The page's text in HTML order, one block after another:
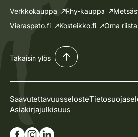
Verkkokauppa Rhy-kauppa
Vieraspeto.fi
Kosteikko.fi Oma riista
Takaisin ylös
Saavutettavuusseloste
Asiakirjajulkisuus